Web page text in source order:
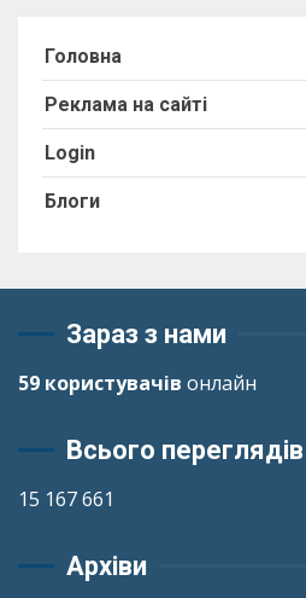
Головна
Реклама на сайті
Login
Блоги
Зараз з нами
59 користувачів онлайн
Всього переглядів
15 167 661
Архіви